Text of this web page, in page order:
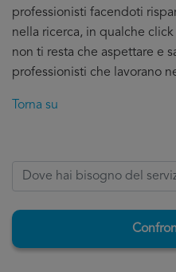
professionisti facendoti
nella ricerca, in qualche
non ti resta che aspettare e
professionisti che lavorano
Torna su